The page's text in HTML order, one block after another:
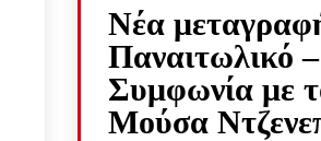
Νέα
Παναιτωλικό –
Συμφωνία με
Μούσα